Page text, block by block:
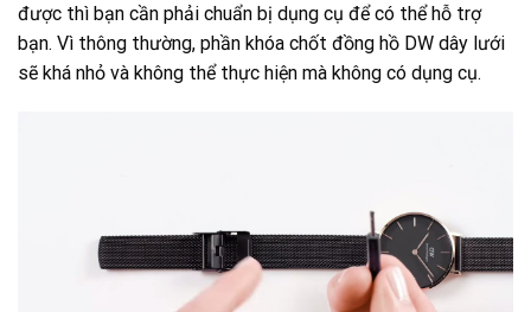
được thì bạn cần phải chuẩn bị dụng cụ để có thể hỗ trợ
bạn. Vì thông thường, phần khóa chốt đồng hồ DW dây lưới
sẽ khá nhỏ và không thể thực hiện mà không có dụng cụ.